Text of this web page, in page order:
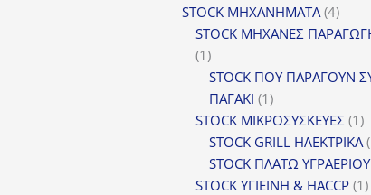
STOCK ΜΗΧΑΝΗΜΑΤΑ 44
STOCK ΜΗΧΑΝΕΣ
11
προϊόν
STOCK ΠΟΥ ΠΑΡΑΓΟΥΝ
ΠΑΓΑΚΙ 11
προϊόν
STOCK ΜΙΚΡΟΣΥΣΚΕΥΕΣ 11
STOCK GRILL ΗΛΕΚΤΡΙΚΑ
STOCK ΠΛΑΤΩ ΥΓΡΑΕΡΙΟΥ
STOCK ΥΓΙΕΙΝΗ & HACCP 11